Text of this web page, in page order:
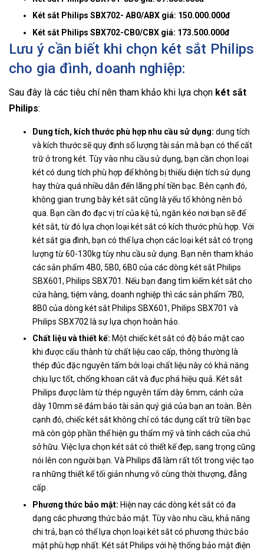
Két sắt Philips SBX702- AB0/ABX giá: 150.000.000đ
Két sắt Philips SBX702-CB0/CBX giá: 173.500.000đ
Lưu ý cần biết khi chọn két sắt Philips
cho gia đình, doanh nghiệp:
Sau đây là các tiêu chí nên tham khảo khi lựa chọn két sắt
Philips:
Dung tích, kích thước phù hợp nhu cầu sử dụng: dung tích
và kích thước sẽ quy định số lượng tài sản mà bạn có thể cất
trữ ở trong két. Tùy vào nhu cầu sử dụng, bạn cần chọn loại
két có dung tích phù hợp để không bị thiếu diện tích sử dụng
hay thừa quá nhiều dẫn đến lãng phí tiền bạc. Bên cạnh đó,
không gian trưng bày két sắt cũng là yếu tố không nên bỏ
qua. Bạn cần đo đạc vị trí của kệ tủ, ngăn kéo nơi bạn sẽ để
két sắt, từ đó lựa chọn loại két sắt có kích thước phù hợp. Với
két sắt gia đình, bạn có thể lựa chọn các loại két sắt có trọng
lượng từ 60-130kg tùy nhu cầu sử dụng. Bạn nên tham khảo
các sản phẩm 4B0, 5B0, 6B0 của các dòng két sắt Philips
SBX601, Philips SBX701. Nếu bạn đang tìm kiếm két sắt cho
cửa hàng, tiệm vàng, doanh nghiệp thì các sản phẩm 7B0,
8B0 của dòng két sắt Philips SBX601, Philips SBX701 và
Philips SBX702 là sự lựa chọn hoàn hảo.
Chất liệu và thiết kế: Một chiếc két sắt có độ bảo mật cao
khi được cấu thành từ chất liệu cao cấp, thông thường là
thép đúc đặc nguyên tấm bởi loại chất liệu này có khả năng
chịu lực tốt, chống khoan cắt và đục phá hiệu quả. Két sắt
Philips được làm từ thép nguyên tấm dày 6mm, cánh cửa
dày 10mm sẽ đảm bảo tài sản quý giá của bạn an toàn. Bên
cạnh đó, chiếc két sắt không chỉ có tác dụng cất trữ tiền bạc
mà còn góp phần thể hiện gu thẩm mỹ và tính cách của chủ
sở hữu. Việc lựa chọn két sắt có thiết kế đẹp, sang trọng cũng
nói lên con người bạn. Và Philips đã làm rất tốt trong việc tạo
ra những thiết kế tối giản nhưng vô cùng thời thượng, đẳng
cấp.
Phương thức bảo mật: Hiện nay các dòng két sắt có đa
dạng các phương thức bảo mật. Tùy vào nhu cầu, khả năng
chi trả, bạn có thể lựa chọn loại két sắt có phương thức bảo
mật phù hợp nhất. Két sắt Philips với hệ thống bảo mật điện